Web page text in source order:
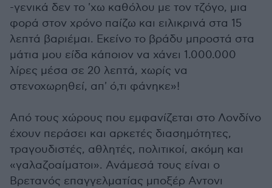
-γενικά δεν το 'χω καθόλου με τον τζόγο, μια
φορά στον χρόνο παίζω και ειλικρινά στα 15
λεπτά βαριέμαι. Εκείνο το βράδυ μπροστά στα
μάτια μου είδα κάποιον να χάνει 1.000.000
λίρες μέσα σε 20 λεπτά, χωρίς να
στενοχωρηθεί, απ' ό,τι φάνηκε»!
Από τους χώρους που εμφανίζεται στο Λονδίνο
έχουν περάσει και αρκετές διασημότητες,
τραγουδιστές, αθλητές, πολιτικοί, ακόμη και
«γαλαζοαίματοι». Ανάμεσά τους είναι ο
Βρετανός επαγγελματίας μποξέρ Αντονι